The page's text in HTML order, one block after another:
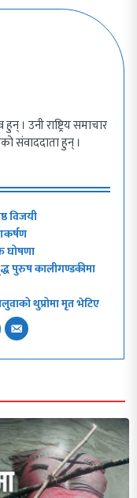
। उनी राष्ट्रिय समाचार
संवाददाता हुन् ।
विजयी
घोषणा
पुरुष कालीगण्डकीमा
थुप्रोमा मृत भेटिए